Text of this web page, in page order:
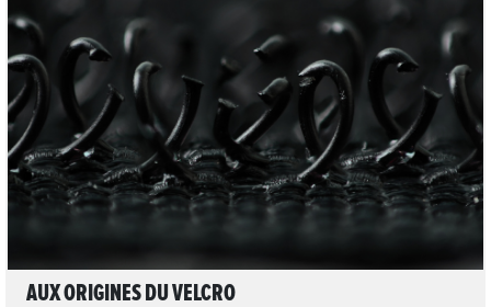
LIRE L'ARTICLE
AUX ORIGINES DU VELCRO